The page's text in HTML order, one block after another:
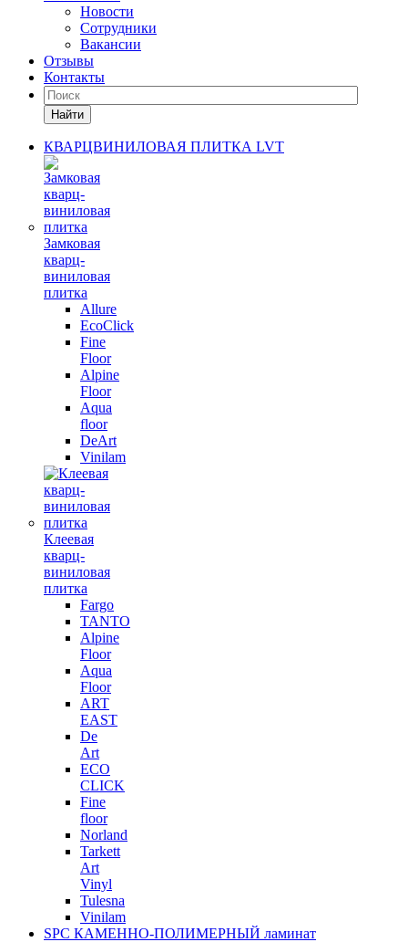
Новости
Сотрудники
Вакансии
Отзывы
Контакты
Найти
КВАРЦВИНИЛОВАЯ ПЛИТКА LVT
Замковая
кварц-
виниловая
плитка
Allure
EcoClick
Fine
Floor
Alpine
Floor
Aqua
floor
DeArt
Vinilam
Клеевая
кварц-
виниловая
плитка
Fargo
TANTO
Alpine
Floor
Aqua
Floor
ART
EAST
De
Art
ECO
CLICK
Fine
floor
Norland
Tarkett
Art
Vinyl
Tulesna
Vinilam
SPC КАМЕННО-ПОЛИМЕРНЫЙ ламинат